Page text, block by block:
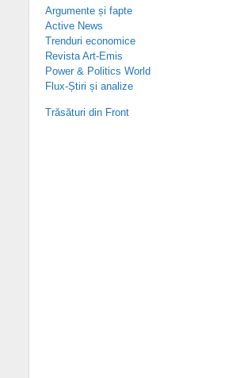
Argumente și fapte
Active News
Trenduri economice
Revista Art-Emis
Power & Politics World
Flux-Știri și analize
Trăsături din Front